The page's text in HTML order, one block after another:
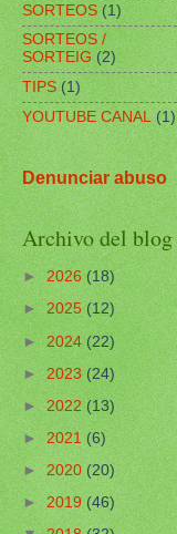
SORTEOS (1)
SORTEOS /
SORTEIG (2)
TIPS (1)
YOUTUBE CANAL (1)
Denunciar abuso
Archivo del blog
►2026(18)
►2025(12)
►2024(22)
►2023(24)
►2022(13)
►2021(6)
►2020(20)
►2019(46)